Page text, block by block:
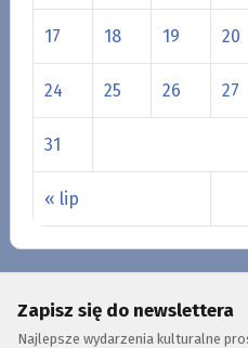
« lip
17 18 19 20
24 25 26 27
31
Zapisz się do newslettera
Najlepsze wydarzenia kulturalne